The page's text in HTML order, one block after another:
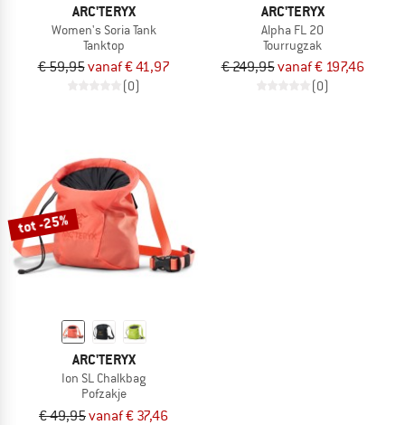
ARC'TERYX
Women's Soria Tank
Tanktop
€ 59,95vanaf € 41,97
(0)
ARC'TERYX
Alpha FL 20
Tourrugzak
€ 249,95vanaf € 197,46
(0)
tot -25%
ARC'TERYX
Ion SL Chalkbag
Pofzakje
€ 49,95vanaf € 37,46